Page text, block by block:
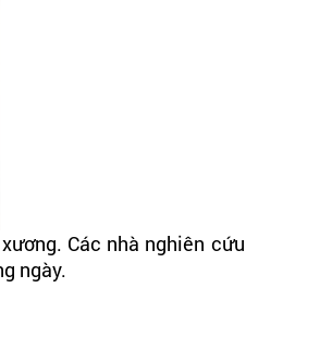
Các nhà nghiên cứu
ngày.